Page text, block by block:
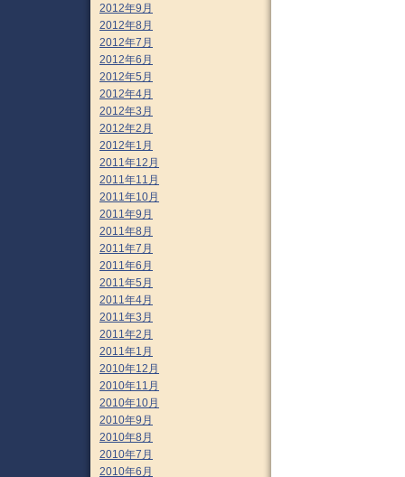
2012年9月
2012年8月
2012年7月
2012年6月
2012年5月
2012年4月
2012年3月
2012年2月
2012年1月
2011年12月
2011年11月
2011年10月
2011年9月
2011年8月
2011年7月
2011年6月
2011年5月
2011年4月
2011年3月
2011年2月
2011年1月
2010年12月
2010年11月
2010年10月
2010年9月
2010年8月
2010年7月
2010年6月